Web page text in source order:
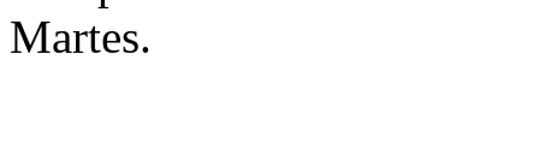
Martes.